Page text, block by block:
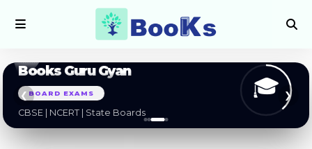
Books Guru Gyan
BOARD EXAMS
CBSE | NCERT | State Boards
🎓
❮ ❯